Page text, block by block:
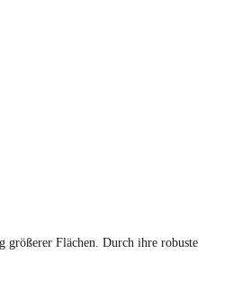
größerer Flächen. Durch ihre robuste